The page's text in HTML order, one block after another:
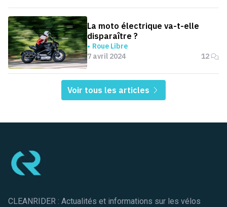
La moto électrique va-t-elle
disparaître ?
Roue Libre
7 avril 2024
12
Voir tous les articles
CLEANRIDER : Actualités et informations sur les vélos